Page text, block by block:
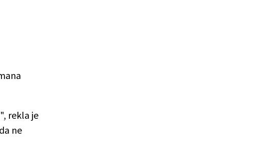
rekla je
ne